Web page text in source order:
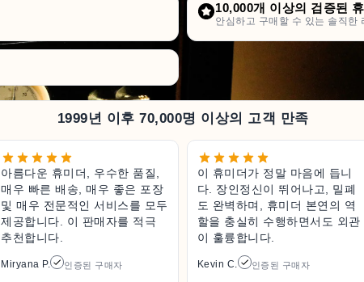
10,000개 이상의 검증된
안심하고 구매할 수 있는 솔직한
1999년 이후 70,000명 이상의 고객 만족
아름다운 휴미더, 우수한 품질,
매우 빠른 배송, 매우 좋은 포장
및 매우 전문적인 서비스를 모두
제공합니다. 이 판매자를 적극
추천합니다.
Miryana P. 인증된 구매자
이 휴미더가 정말 마음에 듭니
다. 장인정신이 뛰어나고, 밀폐
도 완벽하며, 휴미더 본연의 역
할을 충실히 수행하면서도 외관
이 훌륭합니다.
Kevin C. 인증된 구매자